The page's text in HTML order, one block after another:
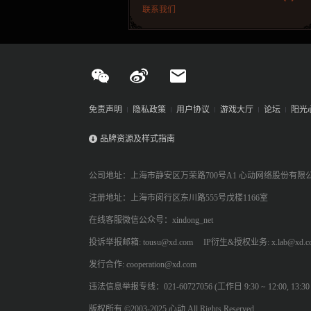
联系我们
免责声明 隐私政策 用户协议 游戏大厅 论坛 阳光
品牌资源及样式指南
公司地址：上海市静安区万荣路700号A1 心动网络股份有限
注册地址：上海市闵行区东川路555号戊楼1166室
在线客服微信公众号：xindong_net
投诉举报邮箱: tousu@xd.com IP衍生&授权业务:
发行合作: cooperation@xd.com
违法信息举报专线：021-60727056 (工作日 9:30 ~ 12:00, 13:30
版权所有 ©2003-2025 心动 All Rights Reserved